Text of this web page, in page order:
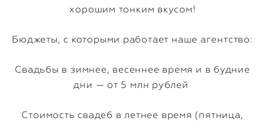
хорошим тонким вкусом!
Бюджеты, с которыми работает наше агентство:
Свадьбы в зимнее, весеннее время и в будние
дни — от 5 млн рублей
Стоимость свадеб в летнее время (пятница,